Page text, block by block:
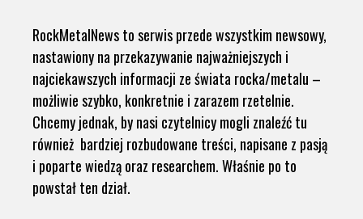
RockMetalNews to serwis przede wszystkim newsowy,
nastawiony na przekazywanie najważniejszych i
najciekawszych informacji ze świata rocka/metalu –
możliwie szybko, konkretnie i zarazem rzetelnie.
Chcemy jednak, by nasi czytelnicy mogli znaleźć tu
również bardziej rozbudowane treści, napisane z pasją
i poparte wiedzą oraz researchem. Właśnie po to
powstał ten dział.